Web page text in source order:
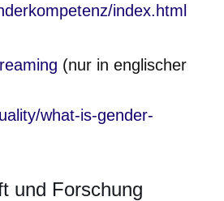
index.html
(nur in englischer
what-is-gender-
und Forschung